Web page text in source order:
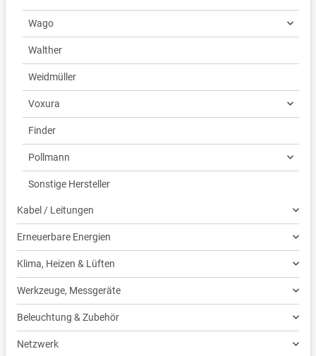
Wago
Walther
Weidmüller
Voxura
Finder
Pollmann
Sonstige Hersteller
Kabel / Leitungen
Erneuerbare Energien
Klima, Heizen & Lüften
Werkzeuge, Messgeräte
Beleuchtung & Zubehör
Netzwerk